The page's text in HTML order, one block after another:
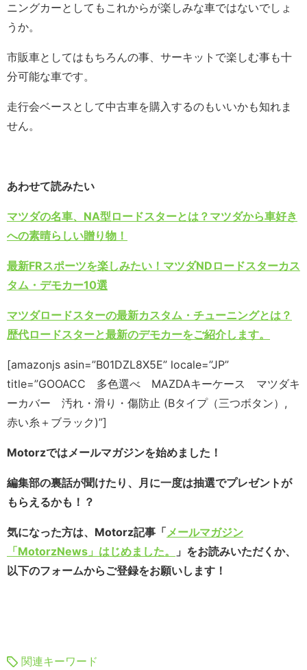
ニングカーとしてもこれからが楽しみな車ではないでしょ
うか。
市販車としてはもちろんの事、サーキットで楽しむ事も十
分可能な車です。
走行会ベースとして中古車を購入するのもいいかも知れま
せん。
あわせて読みたい
マツダの名車、NA型ロードスターとは？マツダから車好き
への素晴らしい贈り物！
最新FRスポーツを楽しみたい！マツダNDロードスターカス
タム・デモカー10選
マツダロードスターの最新カスタム・チューニングとは？
歴代ロードスターと最新のデモカーをご紹介します。
[amazonjs asin=”B01DZL8X5E” locale=”JP”
title=”GOOACC 多色選べ MAZDAキーケース マツダキ
ーカバー 汚れ・滑り・傷防止 (Bタイプ（三つボタン）,
赤い糸＋ブラック)”]
Motorzではメールマガジンを始めました！
編集部の裏話が聞けたり、月に一度は抽選でプレゼントが
もらえるかも！？
気になった方は、Motorz記事「メールマガジン
「MotorzNews」はじめました。
」をお読みいただくか、
以下のフォームからご登録をお願いします！
関連キーワード